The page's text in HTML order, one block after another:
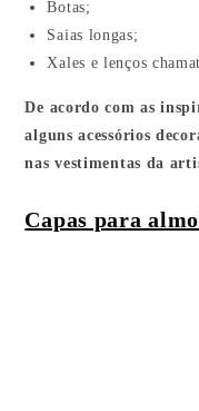
Botas;
Saias longas;
Xales e lenços
De acordo com as
alguns acessórios
nas vestimentas da
Capas para